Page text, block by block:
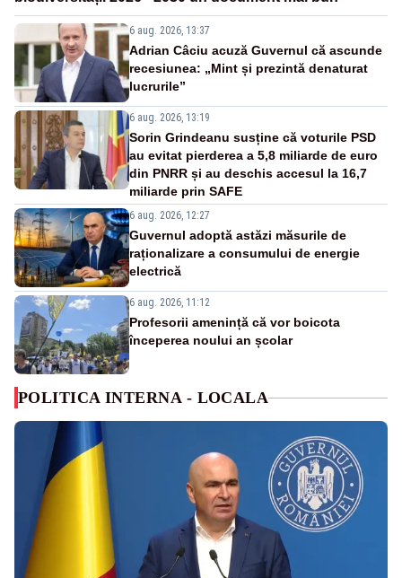
6 aug. 2026, 13:37
Adrian Câciu acuză Guvernul că ascunde
recesiunea: „Mint și prezintă denaturat
lucrurile”
6 aug. 2026, 13:19
Sorin Grindeanu susține că voturile PSD
au evitat pierderea a 5,8 miliarde de euro
din PNRR și au deschis accesul la 16,7
miliarde prin SAFE
6 aug. 2026, 12:27
Guvernul adoptă astăzi măsurile de
raționalizare a consumului de energie
electrică
6 aug. 2026, 11:12
Profesorii amenință că vor boicota
începerea noului an școlar
POLITICA INTERNA - LOCALA